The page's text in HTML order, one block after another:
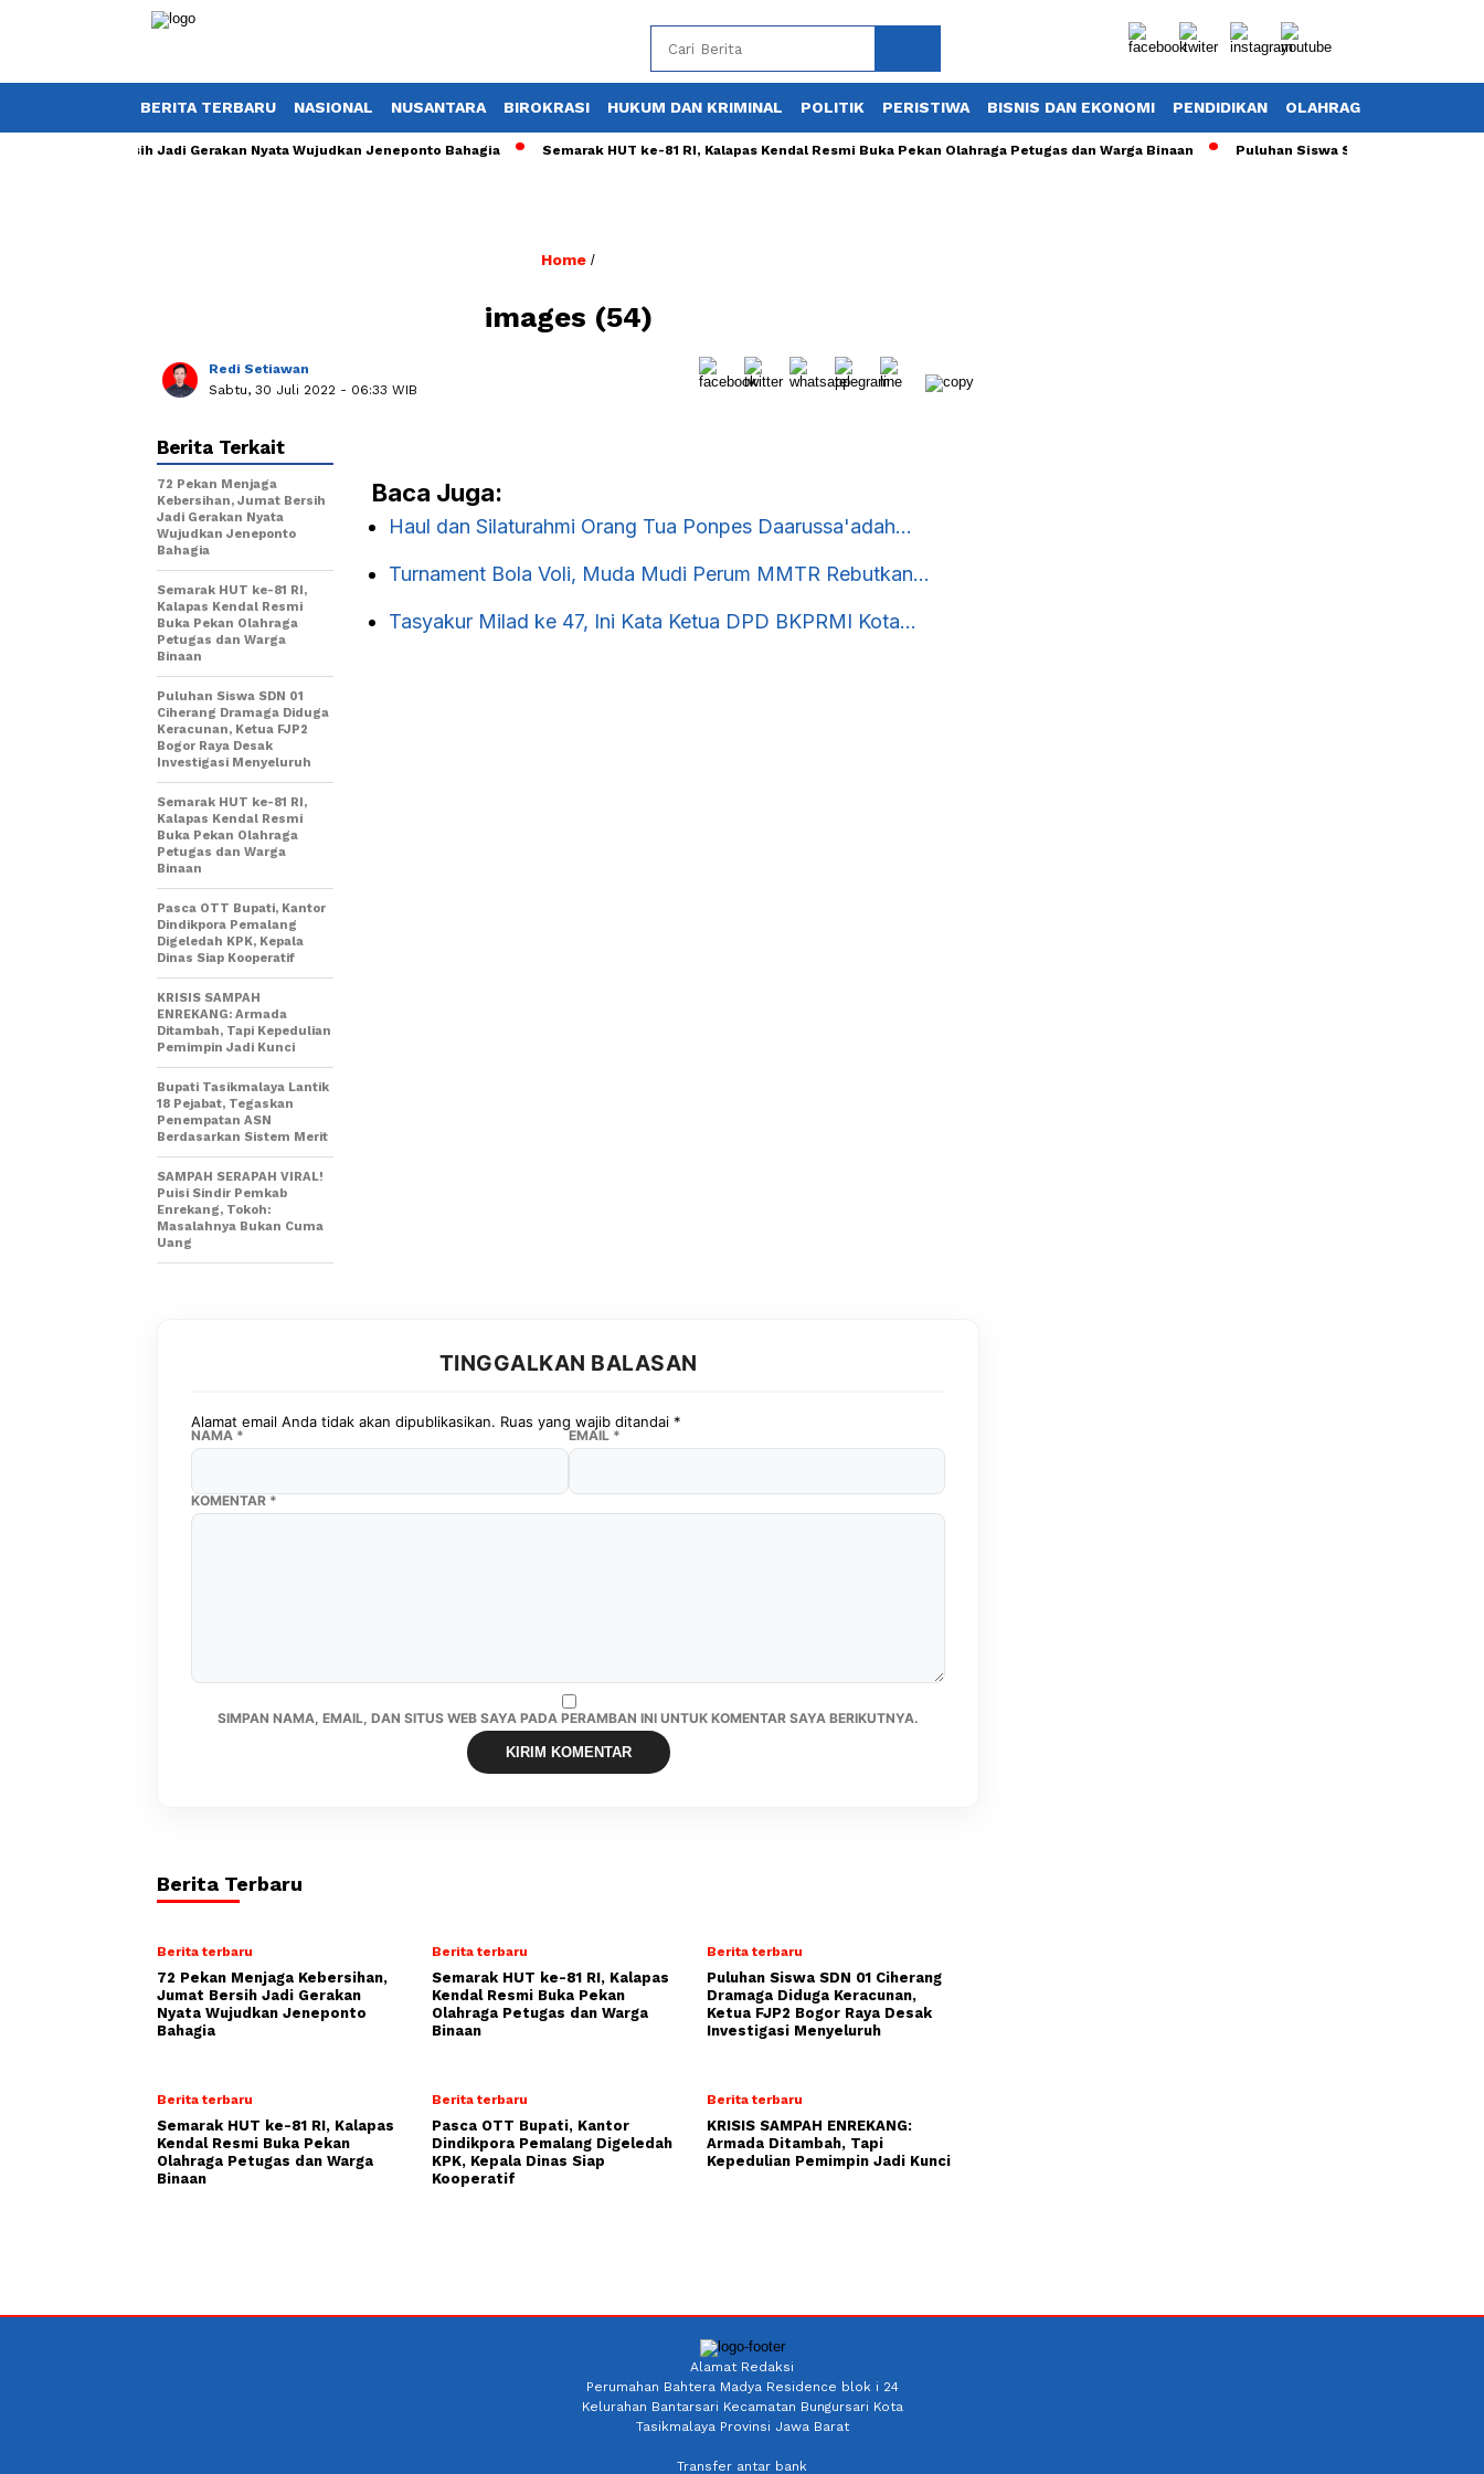
BERITA TERBARU NASIONAL NUSANTARA BIROKRASI HUKUM DAN KRIMINAL POLITIK PERISTIWA BISNIS DAN EKONOMI PENDIDIKAN OLAHRAGA
Jumat Bersih Jadi Gerakan Nyata Wujudkan Jeneponto Bahagia Semarak HUT ke-81 RI, Kalapas Kendal Resmi Buka Pekan Olahraga Petugas dan Warga Binaan Puluhan Siswa SDN 01 Ciherang
Home /
images (54)
Redi Setiawan
Sabtu, 30 Juli 2022 - 06:33 WIB
Baca Juga:
Haul dan Silaturahmi Orang Tua Ponpes Daarussa'adah…
Turnament Bola Voli, Muda Mudi Perum MMTR Rebutkan…
Tasyakur Milad ke 47, Ini Kata Ketua DPD BKPRMI Kota…
Berita Terkait
72 Pekan Menjaga
Kebersihan, Jumat Bersih
Jadi Gerakan Nyata
Wujudkan Jeneponto
Bahagia
Semarak HUT ke-81 RI,
Kalapas Kendal Resmi
Buka Pekan Olahraga
Petugas dan Warga
Binaan
Puluhan Siswa SDN 01
Ciherang Dramaga Diduga
Keracunan, Ketua FJP2
Bogor Raya Desak
Investigasi Menyeluruh
Semarak HUT ke-81 RI,
Kalapas Kendal Resmi
Buka Pekan Olahraga
Petugas dan Warga
Binaan
Pasca OTT Bupati, Kantor
Dindikpora Pemalang
Digeledah KPK, Kepala
Dinas Siap Kooperatif
KRISIS SAMPAH
ENREKANG: Armada
Ditambah, Tapi Kepedulian
Pemimpin Jadi Kunci
Bupati Tasikmalaya Lantik
18 Pejabat, Tegaskan
Penempatan ASN
Berdasarkan Sistem Merit
SAMPAH SERAPAH VIRAL!
Puisi Sindir Pemkab
Enrekang, Tokoh:
Masalahnya Bukan Cuma
Uang
TINGGALKAN BALASAN
Alamat email Anda tidak akan dipublikasikan. Ruas yang wajib ditandai *
KOMENTAR *
NAMA * EMAIL *
SIMPAN NAMA, EMAIL, DAN SITUS WEB SAYA PADA PERAMBAN INI UNTUK KOMENTAR SAYA BERIKUTNYA.
Berita Terbaru
Berita terbaru
72 Pekan Menjaga Kebersihan,
Jumat Bersih Jadi Gerakan
Nyata Wujudkan Jeneponto
Bahagia
Berita terbaru
Semarak HUT ke-81 RI, Kalapas
Kendal Resmi Buka Pekan
Olahraga Petugas dan Warga
Binaan
Berita terbaru
Puluhan Siswa SDN 01 Ciherang
Dramaga Diduga Keracunan,
Ketua FJP2 Bogor Raya Desak
Investigasi Menyeluruh
Berita terbaru
Semarak HUT ke-81 RI, Kalapas
Kendal Resmi Buka Pekan
Olahraga Petugas dan Warga
Binaan
Berita terbaru
Pasca OTT Bupati, Kantor
Dindikpora Pemalang Digeledah
KPK, Kepala Dinas Siap
Kooperatif
Berita terbaru
KRISIS SAMPAH ENREKANG:
Armada Ditambah, Tapi
Kepedulian Pemimpin Jadi Kunci
Alamat Redaksi
Perumahan Bahtera Madya Residence blok i 24
Kelurahan Bantarsari Kecamatan Bungursari Kota
Tasikmalaya Provinsi Jawa Barat
Transfer antar bank